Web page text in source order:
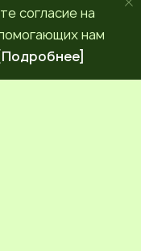
согласие на
нам
[Подробнее]